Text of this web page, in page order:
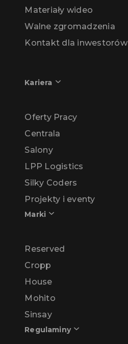
Materiały wideo
Walne zgromadzenia
Kontakt dla inwestorów
Kariera
Oferty Pracy
Centrala
Salony
LPP Logistics
Silky Coders
Projekty i eventy
Marki
Reserved
Cropp
House
Mohito
Sinsay
Regulaminy